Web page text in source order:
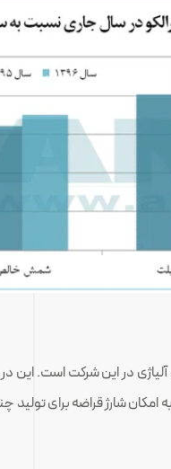
در این شرکت است. این
شارژ قراضه برای